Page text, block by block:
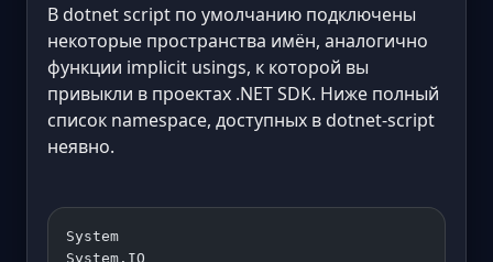
В dotnet script по умолчанию подключены
некоторые пространства имён, аналогично
функции implicit usings, к которой вы
привыкли в проектах .NET SDK. Ниже полный
список namespace, доступных в dotnet-script
неявно.
System
System.IO